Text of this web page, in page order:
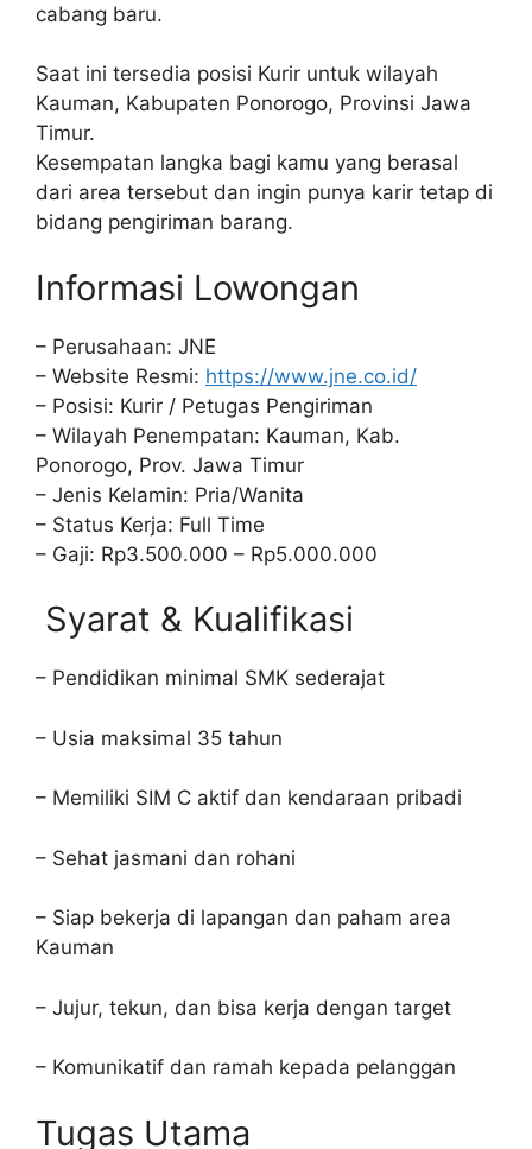
cabang baru.
Saat ini tersedia posisi Kurir untuk wilayah
Kauman, Kabupaten Ponorogo, Provinsi Jawa
Timur.
Kesempatan langka bagi kamu yang berasal
dari area tersebut dan ingin punya karir tetap di
bidang pengiriman barang.
Informasi Lowongan
– Perusahaan: JNE
– Website Resmi: https://www.jne.co.id/
– Posisi: Kurir / Petugas Pengiriman
– Wilayah Penempatan: Kauman, Kab.
Ponorogo, Prov. Jawa Timur
– Jenis Kelamin: Pria/Wanita
– Status Kerja: Full Time
– Gaji: Rp3.500.000 – Rp5.000.000
Syarat & Kualifikasi
– Pendidikan minimal SMK sederajat
– Usia maksimal 35 tahun
– Memiliki SIM C aktif dan kendaraan pribadi
– Sehat jasmani dan rohani
– Siap bekerja di lapangan dan paham area
Kauman
– Jujur, tekun, dan bisa kerja dengan target
– Komunikatif dan ramah kepada pelanggan
Tugas Utama